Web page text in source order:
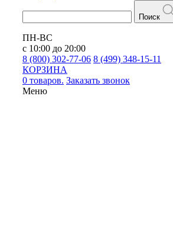
Поиск
ПН-ВС
с 10:00 до 20:00
8 (800) 302-77-06 8 (499) 348-15-11
КОРЗИНА
0 товаров. Заказать звонок
Меню